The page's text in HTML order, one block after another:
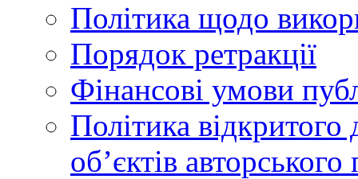
Політика щодо
Порядок ретракції
Фінансові умови
Політика
обʼєктів авторського